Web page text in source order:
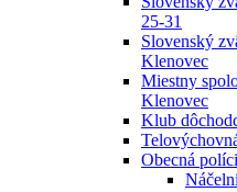
25-31
Slovenský
Klenovec
Miestny
Klenovec
Klub
Obecná